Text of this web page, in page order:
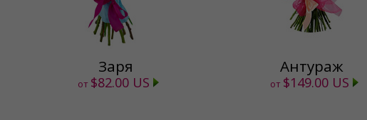
Заря
от $82.00 US
Антураж
от $149.00 US